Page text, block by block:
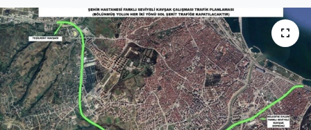
Yemek
Manşet Haberi
Haber Arşivi